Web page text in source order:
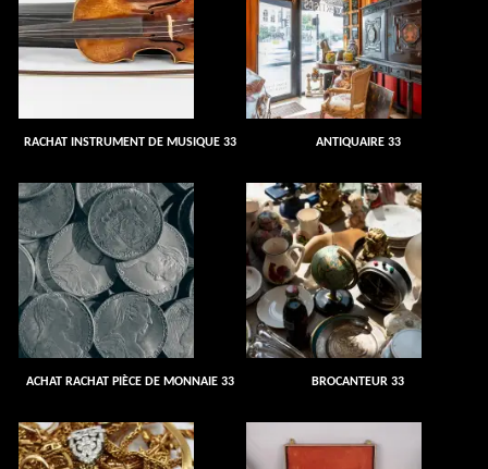
RACHAT INSTRUMENT DE MUSIQUE 33 ANTIQUAIRE 33
ACHAT RACHAT PIÈCE DE MONNAIE 33 BROCANTEUR 33